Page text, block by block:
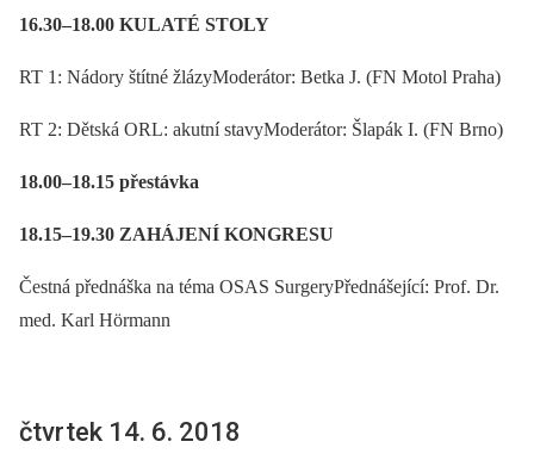
16.30–18.00 KULATÉ STOLY
RT 1: Nádory štítné žlázyModerátor: Betka J. (FN Motol Praha)
RT 2: Dětská ORL: akutní stavyModerátor: Šlapák I. (FN Brno)
18.00–18.15 přestávka
18.15–19.30 ZAHÁJENÍ KONGRESU
Čestná přednáška na téma OSAS SurgeryPřednášející: Prof. Dr.
med. Karl Hörmann
čtvrtek 14. 6. 2018